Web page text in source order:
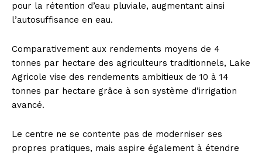
pour la rétention d’eau pluviale, augmentant ainsi
l’autosuffisance en eau.
Comparativement aux rendements moyens de 4
tonnes par hectare des agriculteurs traditionnels, Lake
Agricole vise des rendements ambitieux de 10 à 14
tonnes par hectare grâce à son système d’irrigation
avancé.
Le centre ne se contente pas de moderniser ses
propres pratiques, mais aspire également à étendre